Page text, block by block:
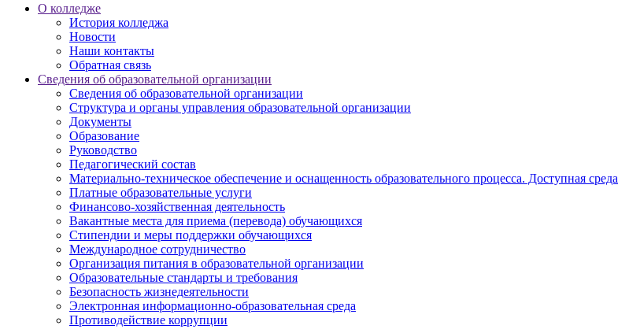
О колледже
История колледжа
Новости
Наши контакты
Обратная связь
Сведения об образовательной организации
Сведения об образовательной организации
Структура и органы управления образовательной организации
Документы
Образование
Руководство
Педагогический состав
Материально-техническое обеспечение и оснащенность образовательного процесса. Доступная среда
Платные образовательные услуги
Финансово-хозяйственная деятельность
Вакантные места для приема (перевода) обучающихся
Стипендии и меры поддержки обучающихся
Международное сотрудничество
Организация питания в образовательной организации
Образовательные стандарты и требования
Безопасность жизнедеятельности
Электронная информационно-образовательная среда
Противодействие коррупции